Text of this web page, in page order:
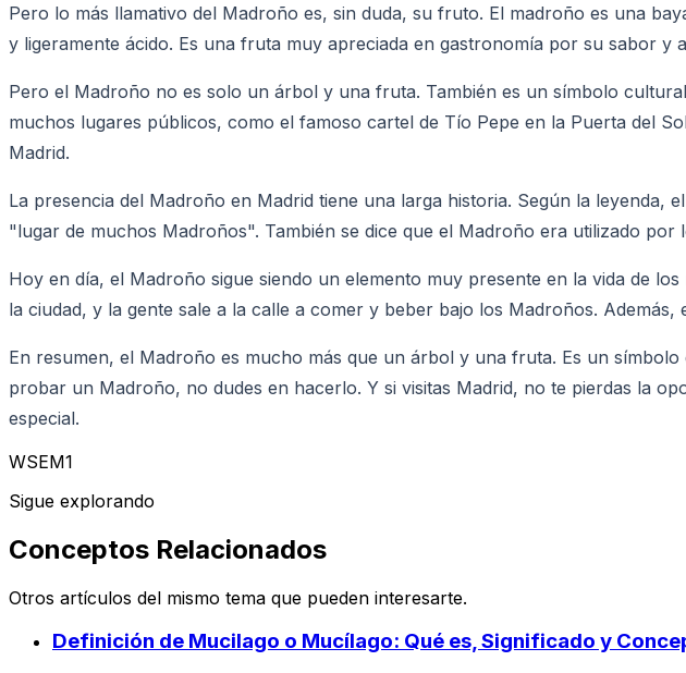
Pero lo más llamativo del Madroño es, sin duda, su fruto. El madroño es una
y ligeramente ácido. Es una fruta muy apreciada en gastronomía por su sabor
Pero el Madroño no es solo un árbol y una fruta. También es un símbolo
muchos lugares públicos, como el famoso cartel de Tío Pepe en la Puerta del
Madrid.
La presencia del Madroño en Madrid tiene una larga historia. Según la
"lugar de muchos Madroños". También se dice que el Madroño era utilizado
Hoy en día, el Madroño sigue siendo un elemento muy presente en la vida de
la ciudad, y la gente sale a la calle a comer y beber bajo los Madroños.
En resumen, el Madroño es mucho más que un árbol y una fruta. Es un
probar un Madroño, no dudes en hacerlo. Y si visitas Madrid, no te pierdas la
especial.
WSEM1
Sigue explorando
Conceptos Relacionados
Otros artículos del mismo tema que pueden interesarte.
Definición de Mucilago o Mucílago: Qué es, Significado y